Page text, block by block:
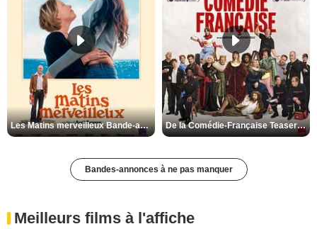
Les Matins merveilleux Bande-annonce VF De la Comédie-Française Teaser VF
Bandes-annonces à ne pas manquer
Meilleurs films à l'affiche